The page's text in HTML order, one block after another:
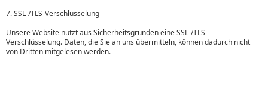
7. SSL-/TLS-Verschlüsselung
Unsere Website nutzt aus Sicherheitsgründen eine SSL-/TLS-
Verschlüsselung. Daten, die Sie an uns übermitteln, können dadurch nicht
von Dritten mitgelesen werden.